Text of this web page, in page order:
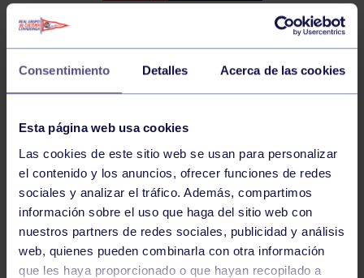
Consentimiento Detalles Acerca de las cookies
Esta página web usa cookies
Las cookies de este sitio web se usan para personalizar
el contenido y los anuncios, ofrecer funciones de redes
sociales y analizar el tráfico. Además, compartimos
información sobre el uso que haga del sitio web con
nuestros partners de redes sociales, publicidad y análisis
web, quienes pueden combinarla con otra información
que les haya proporcionado o que hayan recopilado a
NOTICIAS RELACIONADAS
Hockey 28 Jul 2026